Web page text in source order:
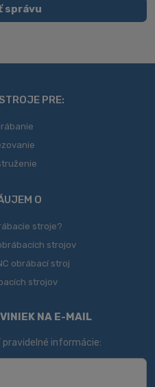
správu
PRE:
O
stroje?
strojov
obrábací stroj
strojov
NA E-MAIL
informácie: